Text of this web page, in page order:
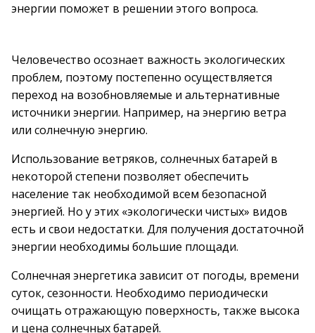
энергии поможет в решении этого вопроса.
Человечество осознает важность экологических
проблем, поэтому постепенно осуществляется
переход на возобновляемые и альтернативные
источники энергии. Например, на энергию ветра
или солнечную энергию.
Использование ветряков, солнечных батарей в
некоторой степени позволяет обеспечить
население так необходимой всем безопасной
энергией. Но у этих «экологически чистых» видов
есть и свои недостатки. Для получения достаточной
энергии необходимы большие площади.
Солнечная энергетика зависит от погоды, времени
суток, сезонности. Необходимо периодически
очищать отражающую поверхность, также высока
и цена солнечных батарей.